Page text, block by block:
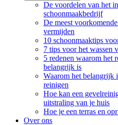
De voordelen van het
schoonmaakbedrijf
De meest
vermijden
10 schoonmaaktips
7 tips voor het wassen
5 redenen waarom het
belangrijk is
Waarom het belangrijk
reinigen
Hoe kan een
uitstraling van je huis
Hoe je een terras en
Over ons